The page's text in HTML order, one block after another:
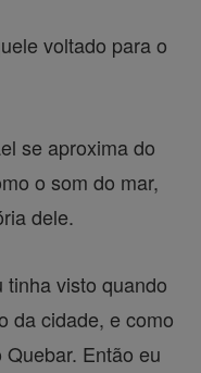
voltado para o
se aproxima do
o som do mar,
dele.
visto quando
da cidade, e como
Então eu